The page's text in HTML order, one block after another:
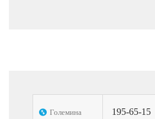
Големина 195-65-15